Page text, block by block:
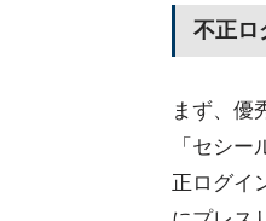
不正ロ
まず、優
「セシ
正ログイ